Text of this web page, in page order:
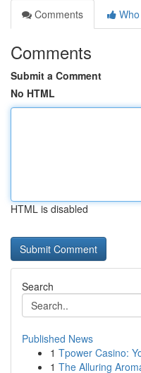
Comments
Comments
Submit a Comment
No HTML
HTML is disabled
Search
Published News
1 Tpower Casino:
1 The Alluring